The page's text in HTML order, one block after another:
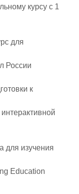
курсу с 1
для
России
к
для изучения
Education